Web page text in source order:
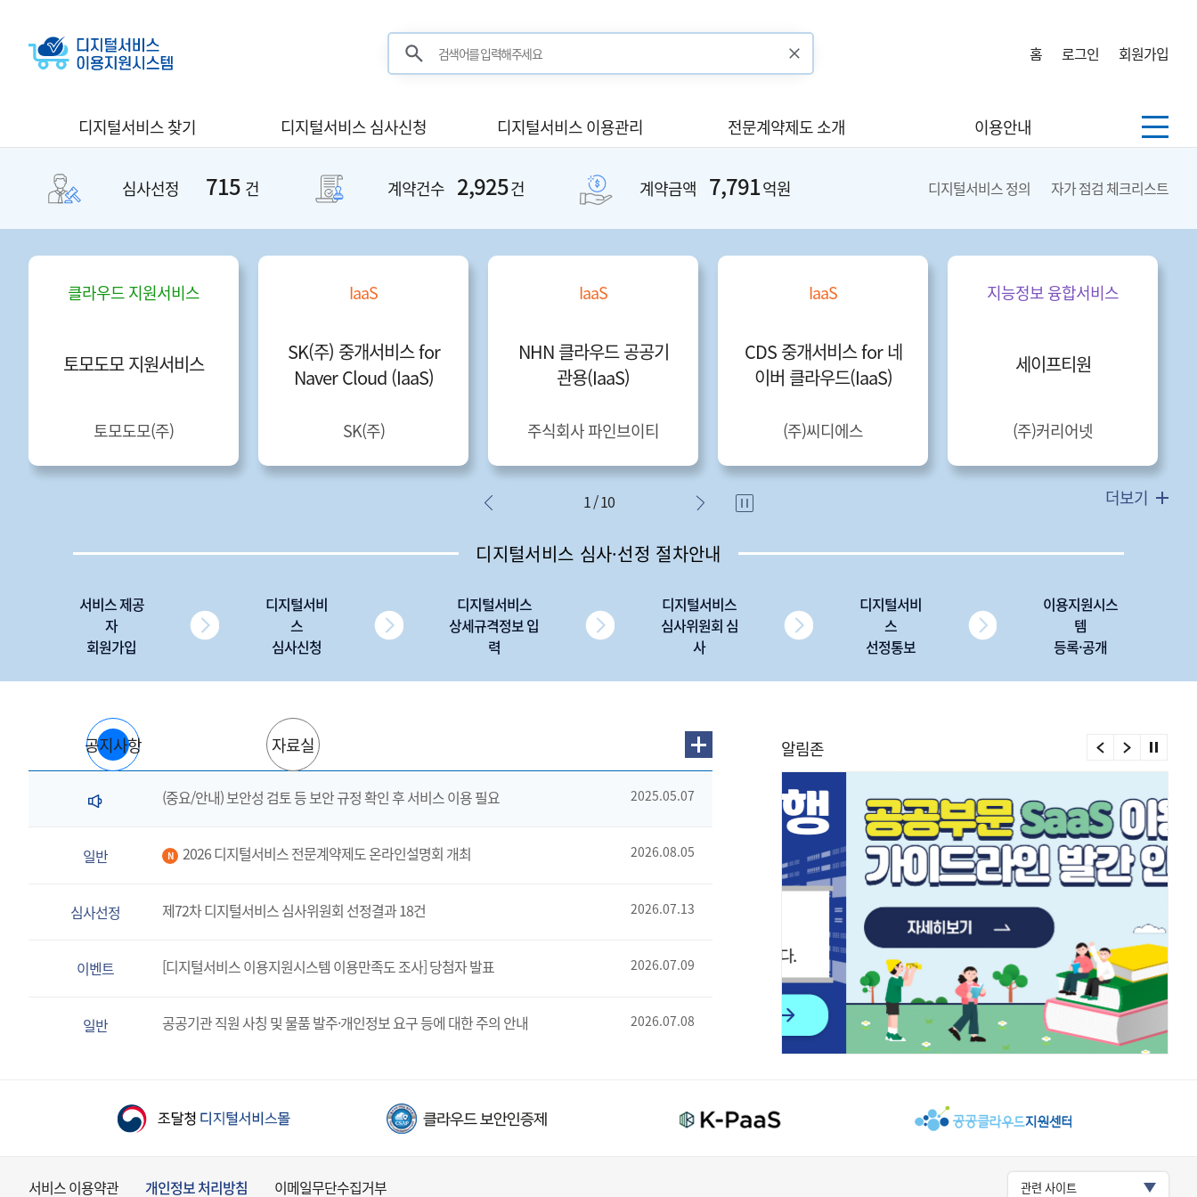
검색어를 입력해주세요 홈 로그인 회원가입
디지털서비스 찾기 디지털서비스 심사신청 디지털서비스 이용관리 전문계약제도 소개 이용안내
심사선정 715 건 계약건수 2,925건 계약금액 7,791억원 디지털서비스 정의 자가 점검 체크리스트
클라우드 지원서비스
토모도모 지원서비스
토모도모(주)
IaaS
SK(주) 중개서비스 for
Naver Cloud (IaaS)
SK(주)
IaaS
NHN 클라우드 공공기
관용(IaaS)
주식회사 파인브이티
IaaS
CDS 중개서비스 for 네
이버 클라우드(IaaS)
(주)씨디에스
지능정보 융합서비스
세이프티원
(주)커리어넷
1 / 10 더보기
디지털서비스 심사·선정 절차안내
서비스 제공
자
회원가입
디지털서비
스
심사신청
디지털서비스
상세규격정보 입
력
디지털서비스
심사위원회 심
사
디지털서비
스
선정통보
이용지원시스
템
등록·공개
공지사항 자료실
(중요/안내) 보안성 검토 등 보안 규정 확인 후 서비스 이용 필요 2025.05.07
일반 N 2026 디지털서비스 전문계약제도 온라인설명회 개최 2026.08.05
심사선정 제72차 디지털서비스 심사위원회 선정결과 18건 2026.07.13
이벤트 [디지털서비스 이용지원시스템 이용만족도 조사] 당첨자 발표 2026.07.09
일반 공공기관 직원 사칭 및 물품 발주·개인정보 요구 등에 대한 주의 안내 2026.07.08
알림존
서비스 이용약관 개인정보 처리방침 이메일무단수집거부 관련 사이트